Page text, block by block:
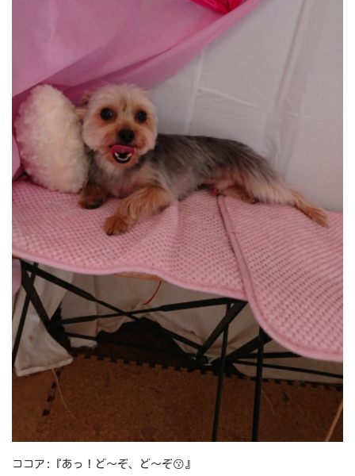
ココア:『あっ！ど～ぞ、ど～ぞ😗』